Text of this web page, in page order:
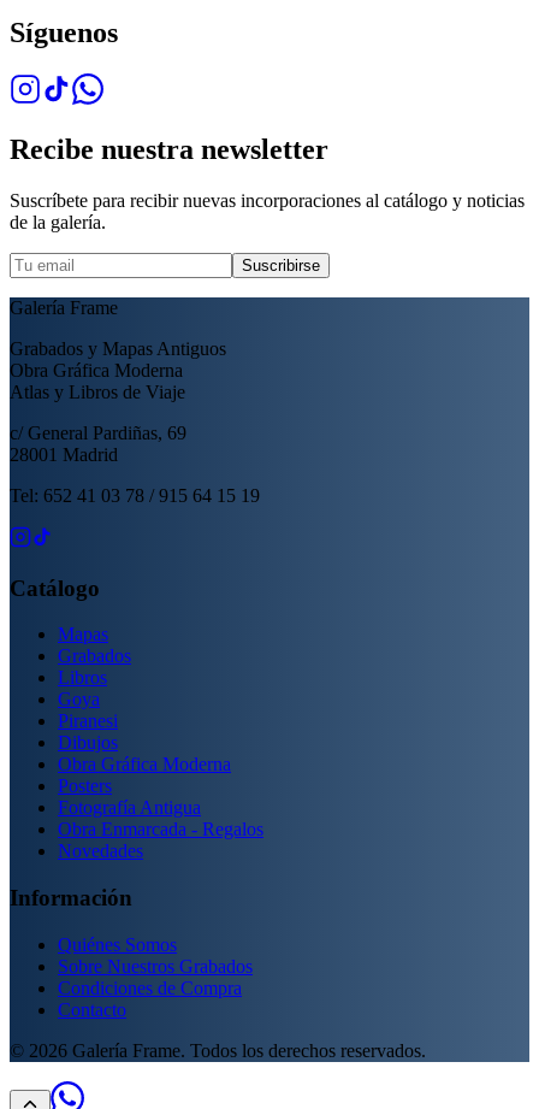
Síguenos
Recibe nuestra newsletter
Suscríbete para recibir nuevas incorporaciones al catálogo y noticias
de la galería.
Suscribirse
Galería Frame
Grabados y Mapas Antiguos
Obra Gráfica Moderna
Atlas y Libros de Viaje
c/ General Pardiñas, 69
28001 Madrid
Tel: 652 41 03 78 / 915 64 15 19
Catálogo
Mapas
Grabados
Libros
Goya
Piranesi
Dibujos
Obra Gráfica Moderna
Posters
Fotografía Antigua
Obra Enmarcada - Regalos
Novedades
Información
Quiénes Somos
Sobre Nuestros Grabados
Condiciones de Compra
Contacto
© 2026 Galería Frame. Todos los derechos reservados.